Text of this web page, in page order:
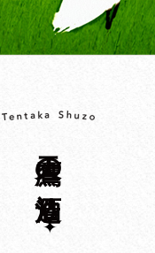
天鷹の酒造り